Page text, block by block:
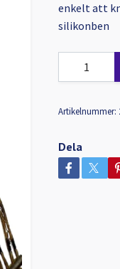
enkelt att
silikonben
Artikelnummer:
Dela